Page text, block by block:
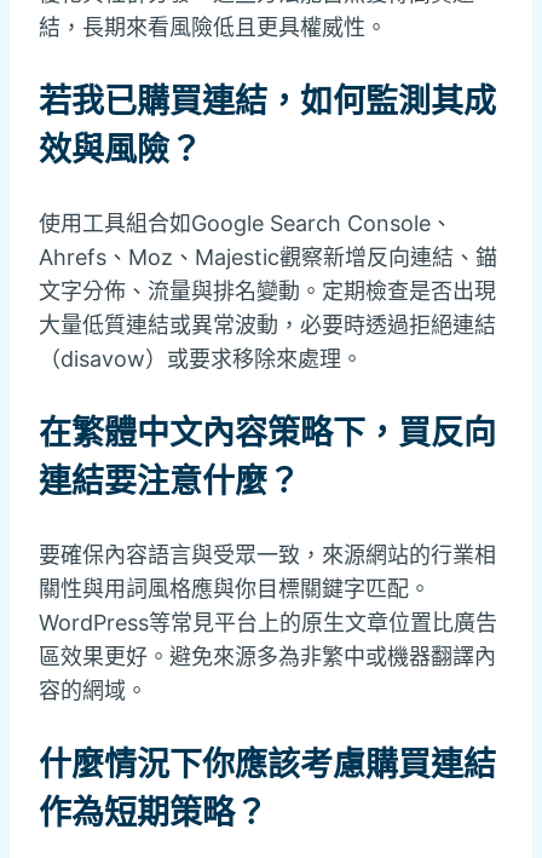
結，長期來看風險低且更具權威性。
若我已購買連結，如何監測其成
效與風險？
使用工具組合如Google Search Console、
Ahrefs、Moz、Majestic觀察新增反向連結、錨
文字分佈、流量與排名變動。定期檢查是否出現
大量低質連結或異常波動，必要時透過拒絕連結
（disavow）或要求移除來處理。
在繁體中文內容策略下，買反向
連結要注意什麼？
要確保內容語言與受眾一致，來源網站的行業相
關性與用詞風格應與你目標關鍵字匹配。
WordPress等常見平台上的原生文章位置比廣告
區效果更好。避免來源多為非繁中或機器翻譯內
容的網域。
什麼情況下你應該考慮購買連結
作為短期策略？